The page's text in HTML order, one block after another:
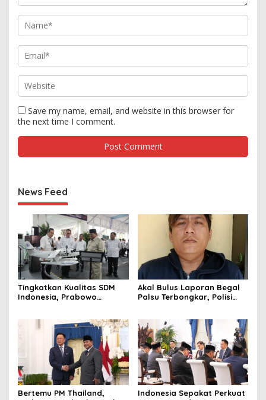
Save my name, email, and website in this browser for
the next time I comment.
News Feed
Tingkatkan Kualitas SDM
Indonesia, Prabowo
Terbaik Dunia
Akal Bulus Laporan Begal
Palsu Terbongkar, Polisi
Bertemu PM Thailand,
Indonesia Sepakat Perkuat